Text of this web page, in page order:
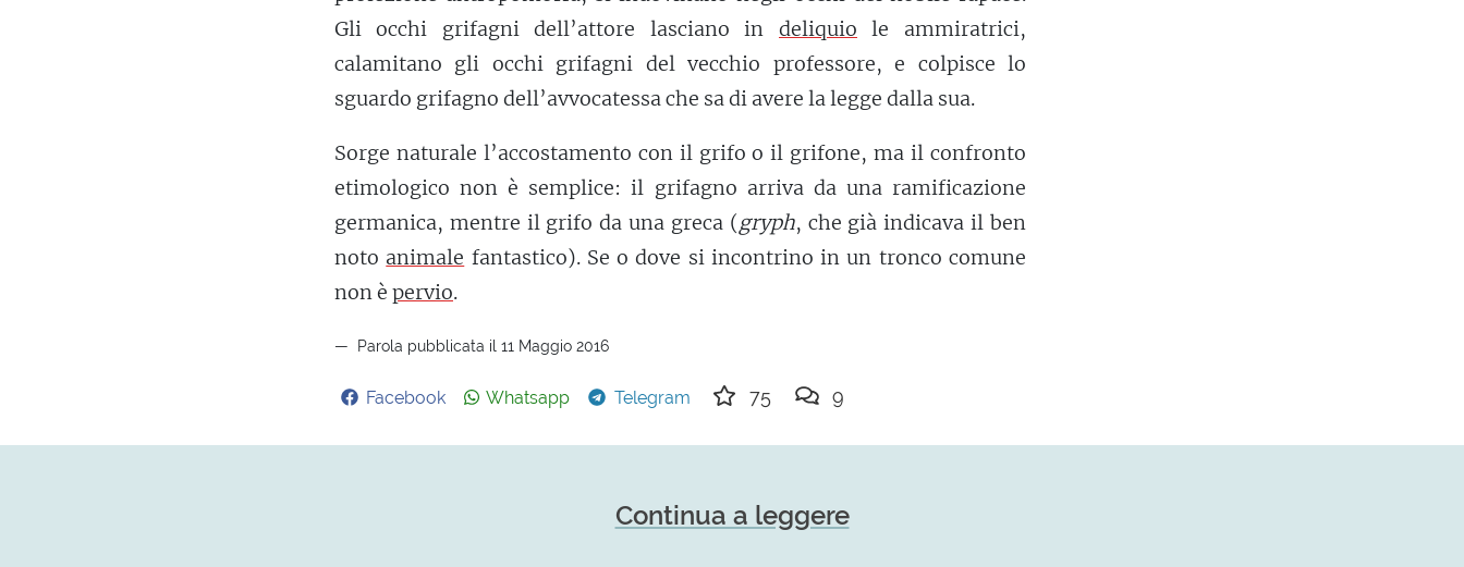
Gli occhi grifagni dell’attore lasciano in deliquio le ammiratrici,
calamitano gli occhi grifagni del vecchio professore, e colpisce lo
sguardo grifagno dell’avvocatessa che sa di avere la legge dalla sua.
Sorge naturale l’accostamento con il grifo o il grifone, ma il confronto
etimologico non è semplice: il grifagno arriva da una ramificazione
germanica, mentre il grifo da una greca (gryph, che già indicava il ben
noto animale fantastico). Se o dove si incontrino in un tronco comune
non è pervio.
Parola pubblicata il 11 Maggio 2016
Facebook Whatsapp Telegram 75 9
Continua a leggere